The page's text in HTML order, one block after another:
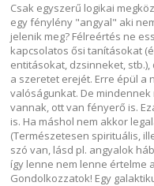
Csak egyszerű logikai
egy fénylény "angyal" aki
jelenik meg? Félreértés ne
kapcsolatos ősi tanításokat
entitásokat, dzsinneket,
a szeretet erejét. Erre épül a
valóságunkat. De
vannak, ott van fényerő is.
is. Ha máshol nem akkor
(Természetesen spirituális,
szó van, lásd pl. angyalok
így lenne nem lenne értelme
Gondolkozzatok! Egy